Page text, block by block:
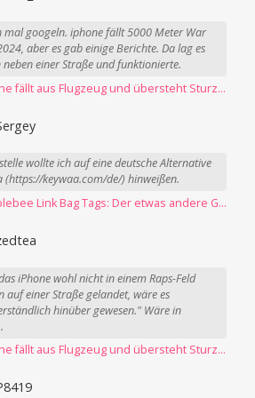
mal googeln. iphone fällt 5000 Meter War
aber es gab einige Berichte. Da lag es
neben einer Straße und funktionierte.
→ iPhone fällt aus Flugzeug und übersteht Sturz unbeschadet
wollte ich auf eine deutsche Alternative
(https://keywaa.com/de/) hinweißen.
→ Pebblebee Link Bag Tags: Der etwas andere Gepäck-Tracker
iPhone wohl nicht in einem Raps-Feld
auf einer Straße gelandet, wäre es
hinüber gewesen." Wäre in
→ iPhone fällt aus Flugzeug und übersteht Sturz unbeschadet